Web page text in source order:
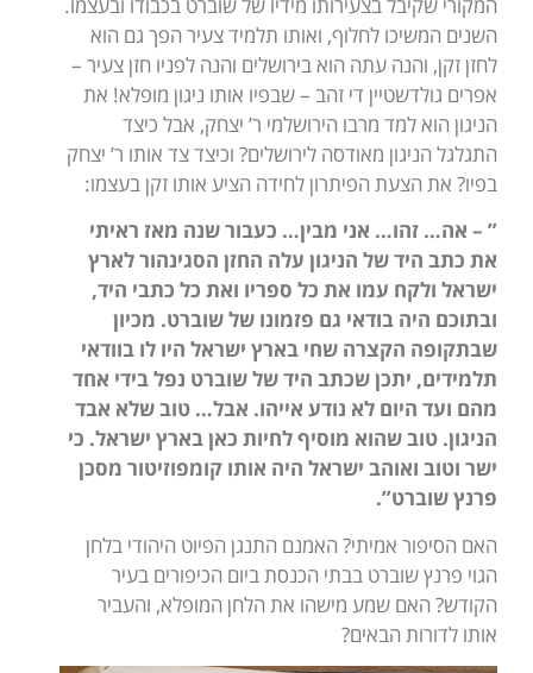
השנים המשיכו לחלוף, ואותו תלמיד צעיר הפך גם הוא
לחזן זקן, והנה עתה הוא בירושלים והנה לפניו חזן צעיר –
אפרים גולדשטיין די זהב – שבפיו אותו ניגון מופלא! את
הניגון הוא למד מרבו הירושלמי ר’ יצחק, אבל כיצד
התגלגל הניגון מאודסה לירושלים? וכיצד צד אותו ר’ יצחק
בפיו? את הצעת הפיתרון לחידה הציע אותו זקן בעצמו:
” – אה… זהו… אני מבין… כעבור שנה מאז ראיתי
את כתב היד של הניגון עלה החזן הסגינהור לארץ
ישראל ולקח עמו את כל ספריו ואת כל כתבי היד,
ובתוכם היה בודאי גם פזמונו של שוברט. מכיון
שבתקופה הקצרה שחי בארץ ישראל היו לו בוודאי
תלמידים, יתכן שכתב היד של שוברט נפל בידי אחד
מהם ועד היום לא נודע אייהו. אבל… טוב שלא אבד
הניגון. טוב שהוא מוסיף לחיות כאן בארץ ישראל. כי
ישר וטוב ואוהב ישראל היה אותו קומפוזיטור מסכן
פרנץ שוברט”.
האם הסיפור אמיתי? האמנם התנגן הפיוט היהודי בלחן
הגוי פרנץ שוברט בבתי הכנסת ביום הכיפורים בעיר
הקודש? האם שמע מישהו את הלחן המופלא, והעביר
אותו לדורות הבאים?